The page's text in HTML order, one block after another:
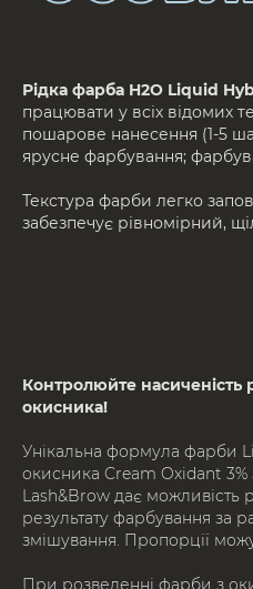
Рідка фарба H2O Liquid
працювати у всіх відомих
пошарове нанесення (1-5
ярусне фарбування;
Текстура фарби легко
забезпечує рівномірний,
Контролюйте насиченість
окисника!
Унікальна формула фарби
окисника Cream Oxidant 3%
Lash&Brow дає можливість
результату фарбування за
змішування. Пропорції
При розведенні фарби з
Lash&Brow. Залишки шампуню
АРХІТЕКТУРА ТА РОЗМІТКА
Побудуйте архітектуру брів та
Contour Paste White Pearl,
або фарбуючою ниткою. Для
ліній використовуйте OKO Line